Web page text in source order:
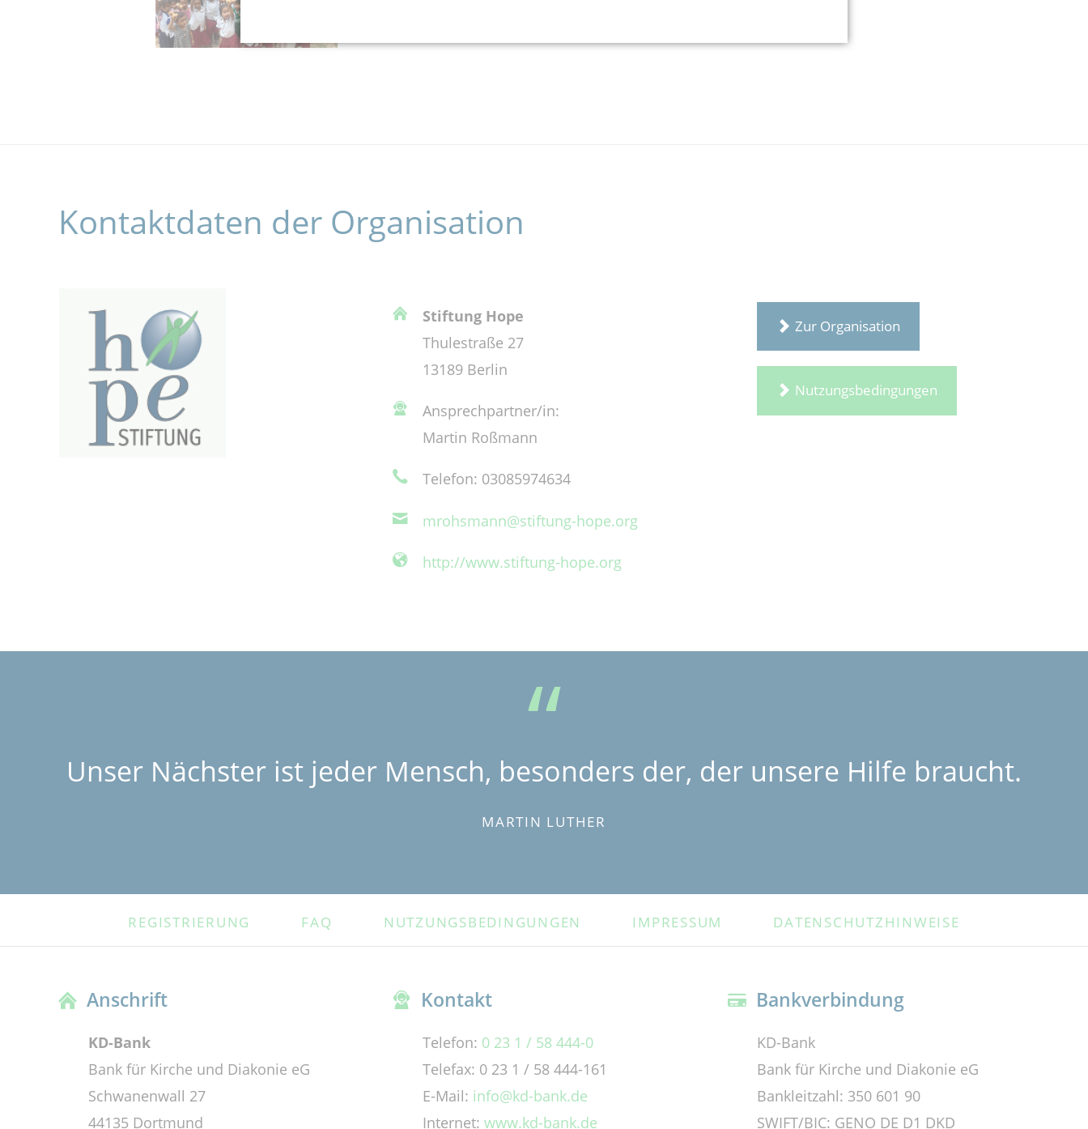
Kontaktdaten der Organisation
Stiftung Hope
Thulestraße 27
13189 Berlin
Ansprechpartner/in:
Martin Roßmann
Telefon: 03085974634
mrohsmann@stiftung-hope.org
http://www.stiftung-hope.org
Zur Organisation
Nutzungsbedingungen
Unser Nächster ist jeder Mensch, besonders der, der unsere Hilfe braucht.
MARTIN LUTHER
ÜBERSPRINGEN
REGISTRIERUNG FAQ NUTZUNGSBEDINGUNGEN IMPRESSUM DATENSCHUTZHINWEISE
Anschrift
KD-Bank
Bank für Kirche und Diakonie eG
Schwanenwall 27
44135 Dortmund
Kontakt
Telefon: 0 23 1 / 58 444-0
Telefax: 0 23 1 / 58 444-161
E-Mail: info@kd-bank.de
Internet:www.kd-bank.de
Bankverbindung
KD-Bank
Bank für Kirche und Diakonie eG
Bankleitzahl: 350 601 90
SWIFT/BIC: GENO DE D1 DKD